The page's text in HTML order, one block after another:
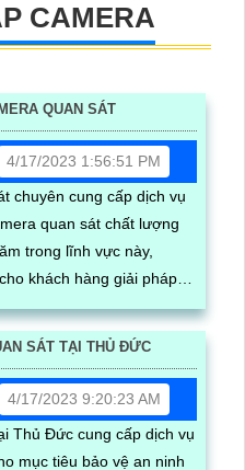
CAMERA
QUAN SÁT
4/17/2023 1:56:51 PM
chuyên cung cấp dịch vụ
quan sát chất lượng
khách hàng giải pháp
SÁT TẠI THỦ ĐỨC
4/17/2023 9:20:23 AM
Thủ Đức cung cấp dịch vụ
mục tiêu bảo vệ an ninh